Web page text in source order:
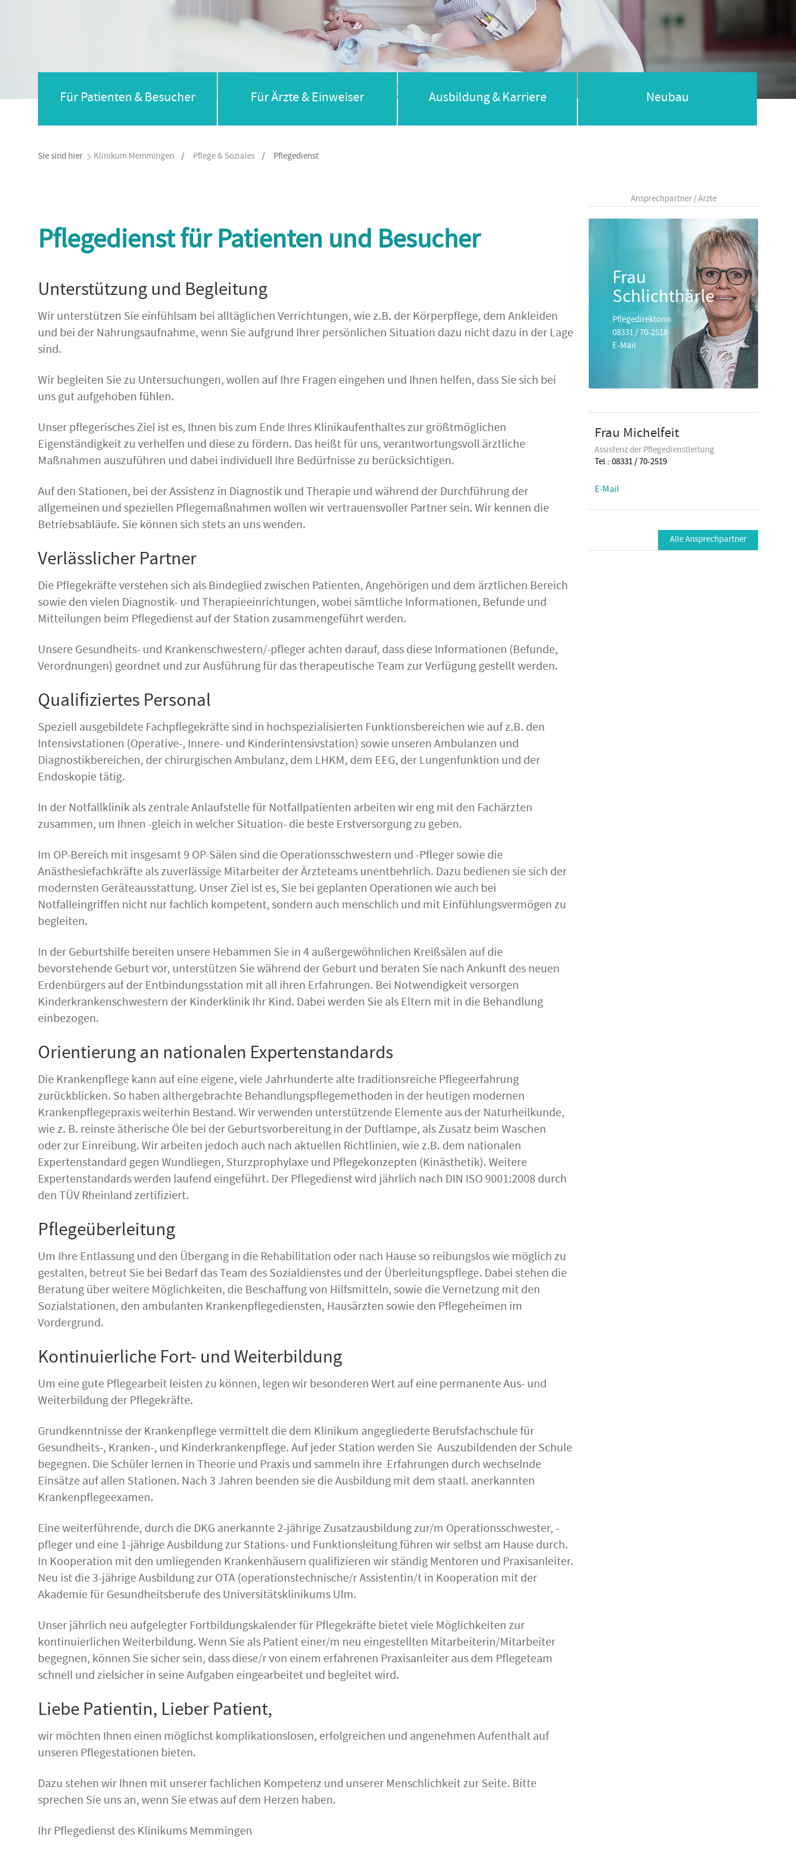
Für Patienten & Besucher Für Ärzte & Einweiser Ausbildung & Karriere Neubau
Sie sind hier Klinikum Memmingen / Pflege & Soziales / Pflegedienst
Pflegedienst für Patienten und Besucher
Unterstützung und Begleitung
Wir unterstützen Sie einfühlsam bei alltäglichen Verrichtungen, wie z.B. der Körperpflege, dem Ankleiden
und bei der Nahrungsaufnahme, wenn Sie aufgrund Ihrer persönlichen Situation dazu nicht dazu in der Lage
sind.
Wir begleiten Sie zu Untersuchungen, wollen auf Ihre Fragen eingehen und Ihnen helfen, dass Sie sich bei
uns gut aufgehoben fühlen.
Unser pflegerisches Ziel ist es, Ihnen bis zum Ende Ihres Klinikaufenthaltes zur größtmöglichen
Eigenständigkeit zu verhelfen und diese zu fördern. Das heißt für uns, verantwortungsvoll ärztliche
Maßnahmen auszuführen und dabei individuell Ihre Bedürfnisse zu berücksichtigen.
Auf den Stationen, bei der Assistenz in Diagnostik und Therapie und während der Durchführung der
allgemeinen und speziellen Pflegemaßnahmen wollen wir vertrauensvoller Partner sein. Wir kennen die
Betriebsabläufe. Sie können sich stets an uns wenden.
Verlässlicher Partner
Die Pflegekräfte verstehen sich als Bindeglied zwischen Patienten, Angehörigen und dem ärztlichen Bereich
sowie den vielen Diagnostik- und Therapieeinrichtungen, wobei sämtliche Informationen, Befunde und
Mitteilungen beim Pflegedienst auf der Station zusammengeführt werden.
Unsere Gesundheits- und Krankenschwestern/-pfleger achten darauf, dass diese Informationen (Befunde,
Verordnungen) geordnet und zur Ausführung für das therapeutische Team zur Verfügung gestellt werden.
Qualifiziertes Personal
Speziell ausgebildete Fachpflegekräfte sind in hochspezialisierten Funktionsbereichen wie auf z.B. den
Intensivstationen (Operative-, Innere- und Kinderintensivstation) sowie unseren Ambulanzen und
Diagnostikbereichen, der chirurgischen Ambulanz, dem LHKM, dem EEG, der Lungenfunktion und der
Endoskopie tätig.
In der Notfallklinik als zentrale Anlaufstelle für Notfallpatienten arbeiten wir eng mit den Fachärzten
zusammen, um Ihnen -gleich in welcher Situation- die beste Erstversorgung zu geben.
Im OP-Bereich mit insgesamt 9 OP-Sälen sind die Operationsschwestern und -Pfleger sowie die
Anästhesiefachkräfte als zuverlässige Mitarbeiter der Ärzteteams unentbehrlich. Dazu bedienen sie sich der
modernsten Geräteausstattung. Unser Ziel ist es, Sie bei geplanten Operationen wie auch bei
Notfalleingriffen nicht nur fachlich kompetent, sondern auch menschlich und mit Einfühlungsvermögen zu
begleiten.
In der Geburtshilfe bereiten unsere Hebammen Sie in 4 außergewöhnlichen Kreißsälen auf die
bevorstehende Geburt vor, unterstützen Sie während der Geburt und beraten Sie nach Ankunft des neuen
Erdenbürgers auf der Entbindungsstation mit all ihren Erfahrungen. Bei Notwendigkeit versorgen
Kinderkrankenschwestern der Kinderklinik Ihr Kind. Dabei werden Sie als Eltern mit in die Behandlung
einbezogen.
Orientierung an nationalen Expertenstandards
Die Krankenpflege kann auf eine eigene, viele Jahrhunderte alte traditionsreiche Pflegeerfahrung
zurückblicken. So haben althergebrachte Behandlungspflegemethoden in der heutigen modernen
Krankenpflegepraxis weiterhin Bestand. Wir verwenden unterstützende Elemente aus der Naturheilkunde,
wie z. B. reinste ätherische Öle bei der Geburtsvorbereitung in der Duftlampe, als Zusatz beim Waschen
oder zur Einreibung. Wir arbeiten jedoch auch nach aktuellen Richtlinien, wie z.B. dem nationalen
Expertenstandard gegen Wundliegen, Sturzprophylaxe und Pflegekonzepten (Kinästhetik). Weitere
Expertenstandards werden laufend eingeführt. Der Pflegedienst wird jährlich nach DIN ISO 9001:2008 durch
den TÜV Rheinland zertifiziert.
Pflegeüberleitung
Um Ihre Entlassung und den Übergang in die Rehabilitation oder nach Hause so reibungslos wie möglich zu
gestalten, betreut Sie bei Bedarf das Team des Sozialdienstes und der Überleitungspflege. Dabei stehen die
Beratung über weitere Möglichkeiten, die Beschaffung von Hilfsmitteln, sowie die Vernetzung mit den
Sozialstationen, den ambulanten Krankenpflegediensten, Hausärzten sowie den Pflegeheimen im
Vordergrund.
Kontinuierliche Fort- und Weiterbildung
Um eine gute Pflegearbeit leisten zu können, legen wir besonderen Wert auf eine permanente Aus- und
Weiterbildung der Pflegekräfte.
Grundkenntnisse der Krankenpflege vermittelt die dem Klinikum angegliederte Berufsfachschule für
Gesundheits-, Kranken-, und Kinderkrankenpflege. Auf jeder Station werden Sie Auszubildenden der Schule
begegnen. Die Schüler lernen in Theorie und Praxis und sammeln ihre Erfahrungen durch wechselnde
Einsätze auf allen Stationen. Nach 3 Jahren beenden sie die Ausbildung mit dem staatl. anerkannten
Krankenpflegeexamen.
Eine weiterführende, durch die DKG anerkannte 2-jährige Zusatzausbildung zur/m Operationsschwester, -
pfleger und eine 1-jährige Ausbildung zur Stations- und Funktionsleitung führen wir selbst am Hause durch.
In Kooperation mit den umliegenden Krankenhäusern qualifizieren wir ständig Mentoren und Praxisanleiter.
Neu ist die 3-jährige Ausbildung zur OTA (operationstechnische/r Assistentin/t in Kooperation mit der
Akademie für Gesundheitsberufe des Universitätsklinikums Ulm.
Unser jährlich neu aufgelegter Fortbildungskalender für Pflegekräfte bietet viele Möglichkeiten zur
kontinuierlichen Weiterbildung. Wenn Sie als Patient einer/m neu eingestellten Mitarbeiterin/Mitarbeiter
begegnen, können Sie sicher sein, dass diese/r von einem erfahrenen Praxisanleiter aus dem Pflegeteam
schnell und zielsicher in seine Aufgaben eingearbeitet und begleitet wird.
Liebe Patientin, Lieber Patient,
wir möchten Ihnen einen möglichst komplikationslosen, erfolgreichen und angenehmen Aufenthalt auf
unseren Pflegestationen bieten.
Dazu stehen wir Ihnen mit unserer fachlichen Kompetenz und unserer Menschlichkeit zur Seite. Bitte
sprechen Sie uns an, wenn Sie etwas auf dem Herzen haben.
Ihr Pflegedienst des Klinikums Memmingen
Ansprechpartner / Ärzte
Frau
Schlichthärle
Pflegedirektorin
08331 / 70-2518
E-Mail
Frau Michelfeit
Assistenz der Pflegedienstleitung
Tel.: 08331 / 70-2519
E-Mail
Alle Ansprechpartner